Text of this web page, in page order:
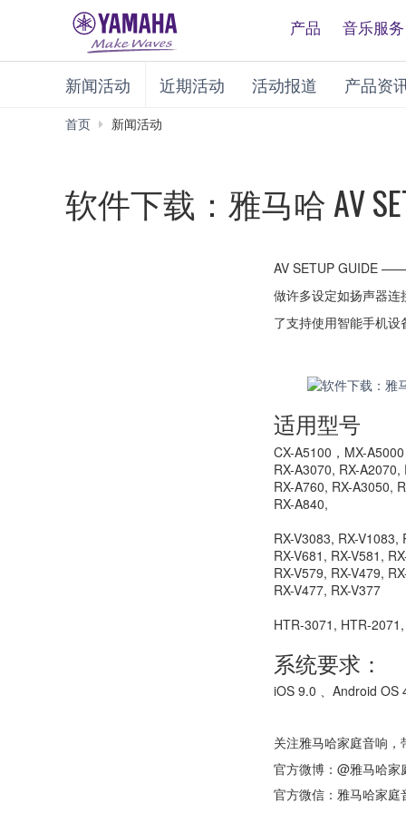
产品 音乐服务
新闻活动 近期活动 活动报道 产品资
首页 新闻活动
软件下载：雅马哈 AV
AV SETUP GUIDE ——
做许多设定如扬声器
了支持使用智能手机设
适用型号
CX-A5100，MX-A5000
RX-A3070, RX-
RX-A760, RX-A3050,
RX-A840,
RX-V3083, RX-V1083,
RX-V681, RX-V581,
RX-V579, RX-V479,
RX-V477, RX-V377
HTR-3071, HTR-
系统要求：
iOS 9.0 、Android OS
关注雅马哈家庭音响
官方微博：@雅马哈家
官方微信：雅马哈家